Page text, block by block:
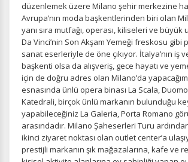
düzenlemek üzere Milano şehir merkezine
Avrupa’nın moda başkentlerinden biri olan
yanı sıra mutfağı, operası, kiliseleri ve büyük
Da Vinci’nin Son Akşam Yemeği freskosu gibi
sanat eserleriyle de öne çıkıyor. İtalya’nın iş
başkenti olsa da alışveriş, gece hayatı ve
için de doğru adres olan Milano’da
esnasında ünlü opera binası La Scala,
Katedrali, birçok ünlü markanın bulunduğu
yapabileceğiniz La Galeria, Porta Romano
arasındadır. Milano Şaheserleri Turu
ikinci ziyaret noktası olan outlet center’a
prestijli markanın şık mağazalarına, kafe ve